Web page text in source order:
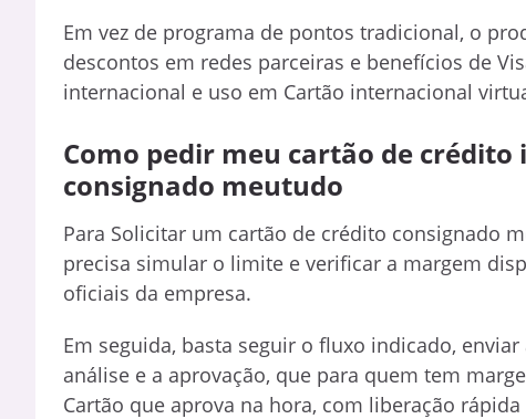
Em vez de programa de pontos tradicional, o
descontos em redes parceiras e benefícios de
internacional e uso em Cartão internacional
Como pedir meu cartão de
consignado meutudo
Para Solicitar um cartão de crédito consignado
precisa simular o limite e verificar a margem
oficiais da empresa.
Em seguida, basta seguir o fluxo indicado,
análise e a aprovação, que para quem tem
Cartão que aprova na hora, com liberação